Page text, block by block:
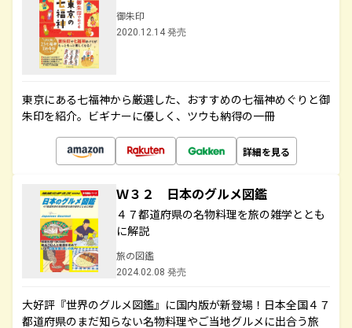
御朱印
2020.12.14 発売
東京にある七福神から厳選した、おすすめの七福神めぐりと御
朱印を紹介。ビギナーに優しく、ツウも納得の一冊
詳細を見る
Ｗ３２ 日本のグルメ図鑑
４７都道府県の名物料理を旅の雑学ととも
に解説
旅の図鑑
2024.02.08 発売
大好評『世界のグルメ図鑑』に国内版が新登場！日本全国４７
都道府県のまだ知らない名物料理やご当地グルメに出合う旅